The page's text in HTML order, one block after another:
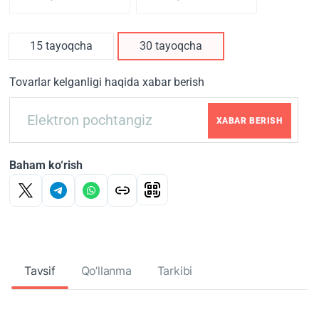
15 tayoqcha 30 tayoqcha
Tovarlar kelganligi haqida xabar berish
XABAR BERISH
Baham ko‘rish
Tavsif Qo‘llanma Tarkibi